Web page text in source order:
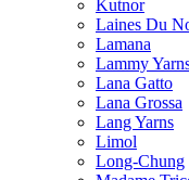
Kutnor
Laines Du
Lamana
Lammy
Lana Gatto
Lana Grossa
Lang Yarns
Limol
Long-Chung